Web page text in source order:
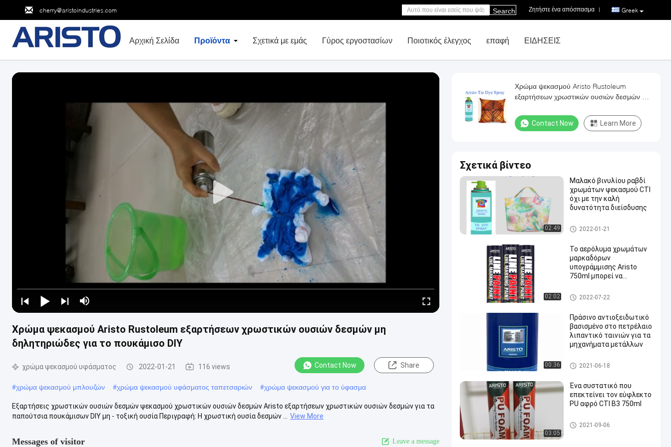
cherry@aristoindustries.com Greek
Ζητήστε ένα απόσπασμα |
Search
Αρχική Σελίδα Προϊόντα Σχετικά με εμάς Γύρος εργοστασίων Ποιοτικός έλεγχος επαφή ΕΙΔΗΣΕΙΣ
Χρώμα ψεκασμού Aristo Rustoleum εξαρτήσεων χρωστικών ουσιών δεσμών μη
δηλητηριώδες για το πουκάμισο DIY
χρώμα ψεκασμού υφάσματος 2022-01-21 116 views Contact Now Share
#χρώμα ψεκασμού μπλουζών #χρώμα ψεκασμού υφάσματος ταπετσαριών #χρώμα ψεκασμού για το ύφασμα
Εξαρτήσεις χρωστικών ουσιών δεσμών ψεκασμού χρωστικών ουσιών δεσμών Aristo εξαρτήσεων χρωστικών ουσιών δεσμών για τα
παπούτσια πουκάμισων DIY μη - τοξική ουσία Περιγραφή: Η χρωστική ουσία δεσμών ...
View More
Messages of visitor Leave a message
Χρώμα ψεκασμού Aristo Rustoleum
εξαρτήσεων χρωστικών ουσιών δεσμών μη
Contact Now Learn More
Σχετικά βίντεο
02:49
Μαλακό βινυλίου ραβδί
χρωμάτων ψεκασμού CTI
όχι με την καλή
δυνατότητα διείσδυσης
χρώμα ψεκασμού υφάσματο
ς
2022-01-21
02:02
Το αερόλυμα χρωμάτων
μαρκαδόρων
υπογράμμισης Aristo
750ml μπορεί να
χαρακτηρισμό του
χρώματος ψεκασμού για
σήμανση Αερογράφος
2022-07-22
00:36
Πράσινο αντιοξειδωτικό
βασισμένο στο πετρέλαιο
λιπαντικό ταινιών για τα
μηχανήματα μετάλλων
Βιομηχανικά λιπαντικά
2021-06-18
03:05
Ένα συστατικό που
επεκτείνει τον εύφλεκτο
PU αφρό CTI B3 750ml
pu σπρέι αφρού
2021-09-06